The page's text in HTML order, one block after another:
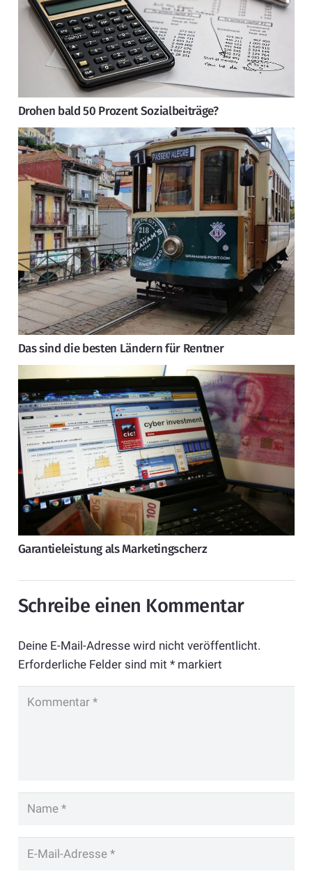
Drohen bald 50 Prozent Sozialbeiträge?
Das sind die besten Ländern für Rentner
Garantieleistung als Marketingscherz
Schreibe einen Kommentar
Deine E-Mail-Adresse wird nicht veröffentlicht.
Erforderliche Felder sind mit *markiert